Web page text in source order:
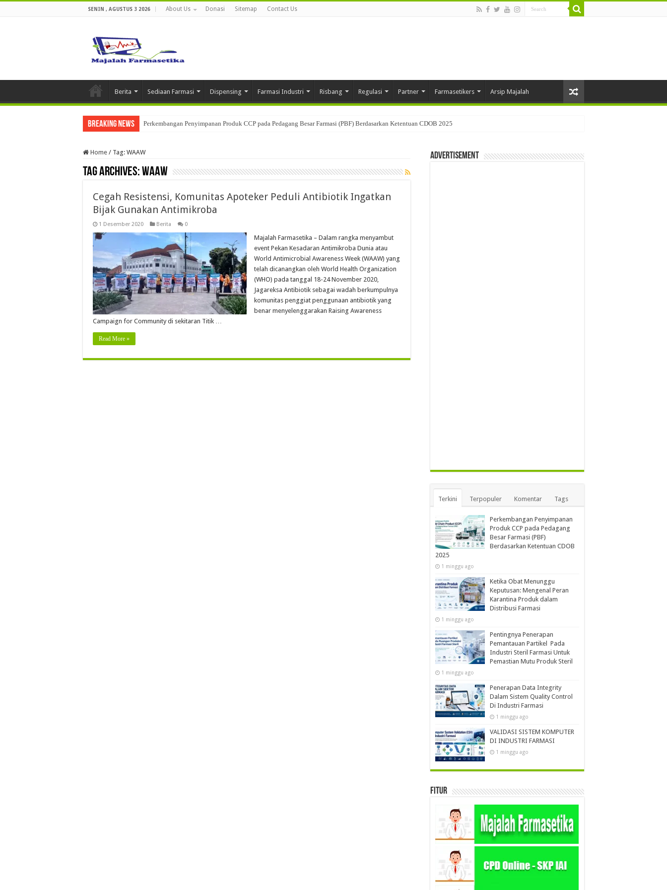
SENIN , AGUSTUS 3 2026 About Us Donasi Sitemap Contact Us
Berita Sediaan Farmasi Dispensing Farmasi Industri Risbang Regulasi Partner Farmasetikers Arsip Majalah
Breaking News Perkembangan Penyimpanan Produk CCP pada Pedagang Besar Farmasi (PBF) Berdasarkan Ketentuan CDOB 2025
Home / Tag: WAAW
Tag Archives:WAAW
Cegah Resistensi, Komunitas Apoteker Peduli Antibiotik Ingatkan
Bijak Gunakan Antimikroba
1 Desember 2020 Berita 0
Majalah Farmasetika – Dalam rangka menyambut
event Pekan Kesadaran Antimikroba Dunia atau
World Antimicrobial Awareness Week (WAAW) yang
telah dicanangkan oleh World Health Organization
(WHO) pada tanggal 18-24 November 2020,
Jagareksa Antibiotik sebagai wadah berkumpulnya
komunitas penggiat penggunaan antibiotik yang
benar menyelenggarakan Raising Awareness
Campaign for Community di sekitaran Titik …
Read More »
Advertisement
Terkini Terpopuler Komentar Tags
Perkembangan Penyimpanan
Produk CCP pada Pedagang
Besar Farmasi (PBF)
Berdasarkan Ketentuan CDOB
2025
1 minggu ago
Ketika Obat Menunggu
Keputusan: Mengenal Peran
Karantina Produk dalam
Distribusi Farmasi
1 minggu ago
Pentingnya Penerapan
Pemantauan Partikel Pada
Industri Steril Farmasi Untuk
Pemastian Mutu Produk Steril
1 minggu ago
Penerapan Data Integrity
Dalam Sistem Quality Control
Di Industri Farmasi
1 minggu ago
VALIDASI SISTEM KOMPUTER
DI INDUSTRI FARMASI
1 minggu ago
Fitur